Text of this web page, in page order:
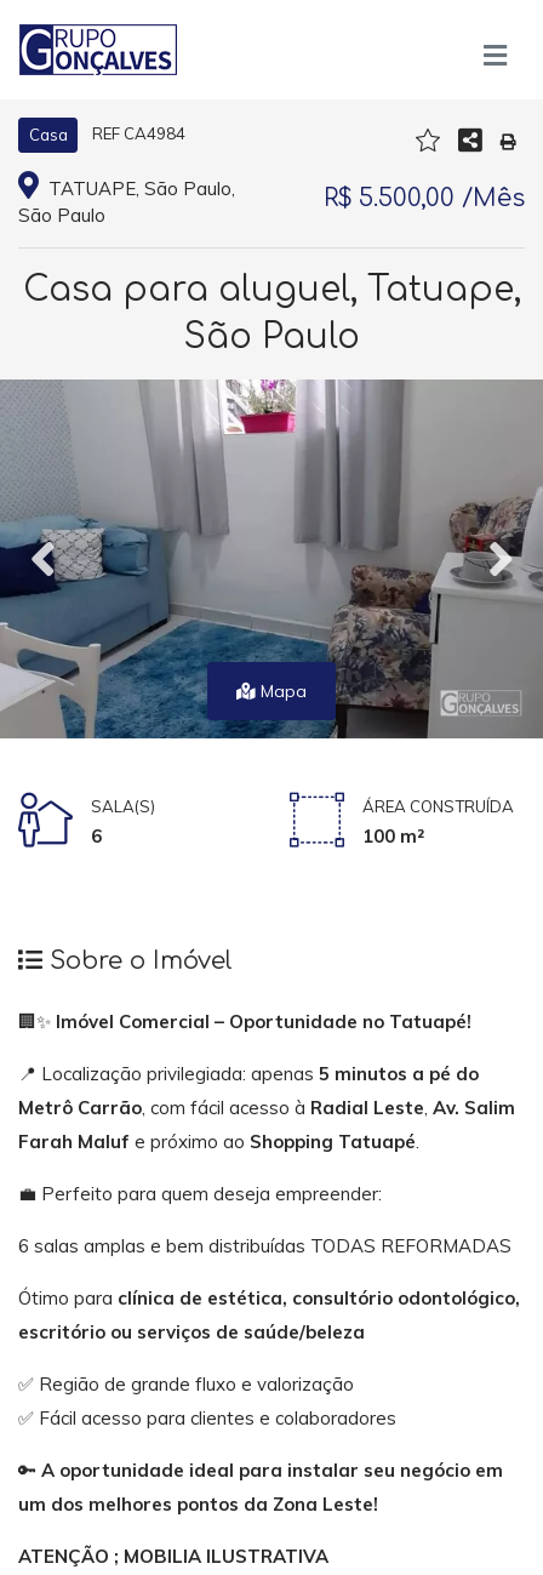
Casa REF CA4984
TATUAPE, São Paulo,
São Paulo
R$ 5.500,00 /Mês
Casa para aluguel, Tatuape,
São Paulo
Mapa
SALA(S)
6
ÁREA CONSTRUÍDA
100 m²
Sobre o Imóvel
🏢✨ Imóvel Comercial – Oportunidade no Tatuapé!
📍 Localização privilegiada: apenas 5 minutos a pé do
Metrô Carrão, com fácil acesso à Radial Leste, Av. Salim
Farah Maluf e próximo ao Shopping Tatuapé.
💼 Perfeito para quem deseja empreender:
6 salas amplas e bem distribuídas TODAS REFORMADAS
Ótimo para clínica de estética, consultório odontológico,
escritório ou serviços de saúde/beleza
✅ Região de grande fluxo e valorização
✅ Fácil acesso para clientes e colaboradores
🔑 A oportunidade ideal para instalar seu negócio em
um dos melhores pontos da Zona Leste!
ATENÇÃO ; MOBILIA ILUSTRATIVA